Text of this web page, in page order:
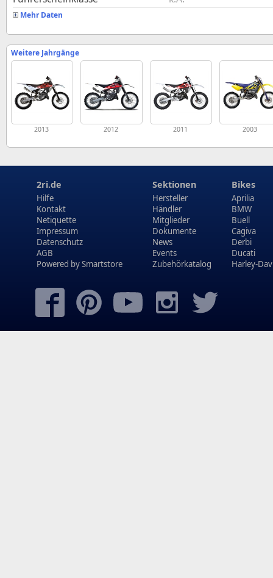
Mehr Daten
Weitere Jahrgänge
2013 2012 2011 2003
2ri.de
Hilfe
Kontakt
Netiquette
Impressum
Datenschutz
AGB
Powered bySmartstore
Sektionen
Hersteller
Händler
Mitglieder
Dokumente
News
Events
Zubehörkatalog
Bikes
Aprilia
BMW
Buell
Cagiva
Derbi
Ducati
Harley-